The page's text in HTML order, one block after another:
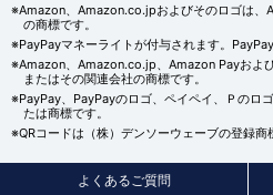
※Amazon、Amazon.co.jpおよびそのロゴは、
の商標です。
※PayPayマネーライトが付与されます。
※Amazon、Amazon.co.jp、Amazon Payおよ
またはその関連会社の商標です。
※PayPay、PayPayのロゴ、ペイペイ、Ｐのロ
たは商標です。
※QRコードは（株）デンソーウェーブの登録商
よくあるご質問